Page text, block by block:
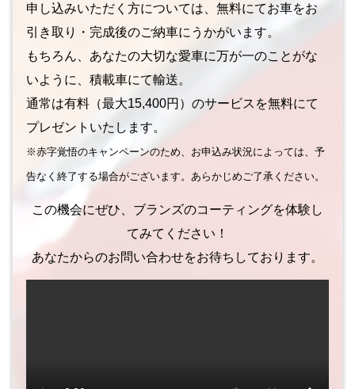
申し込みいただく方については、無料にてお車をお
引き取り・完成後のご納車にうかがいます。
もちろん、あなたの大切な愛車に万が一のことがな
いように、積載車にて輸送。
通常は有料（最大15,400円）のサービスを無料にて
プレゼントいたします。
※赤字覚悟のキャンペーンのため、お申込み状況によっては、予
告なく終了する場合がございます。あらかじめご了承ください。
この機会にぜひ、ブランズのコーティングを体験し
てみてください！
あなたからのお問い合わせをお待ちしております。